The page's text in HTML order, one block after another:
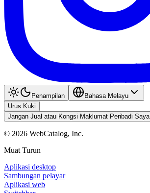
Penampilan
Bahasa Melayu
Urus Kuki
Jangan Jual atau Kongsi Maklumat Peribadi Saya
© 2026 WebCatalog, Inc.
Muat Turun
Aplikasi desktop
Sambungan pelayar
Aplikasi web